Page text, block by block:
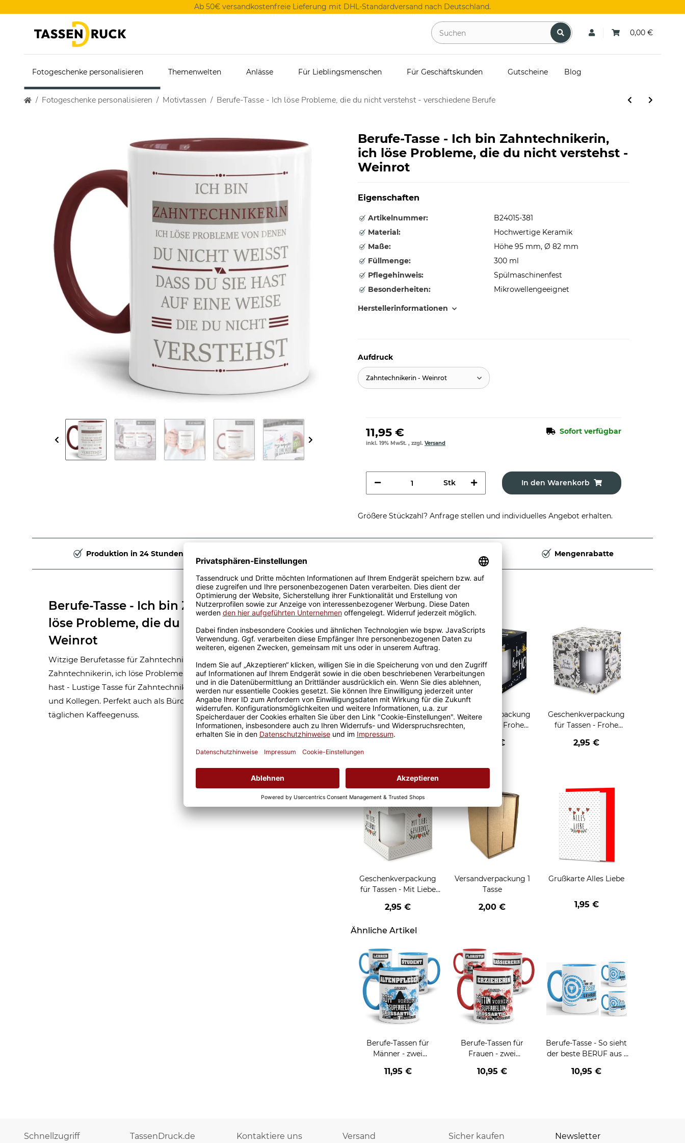
Ab 50€ versandkostenfreie Lieferung mit DHL-Standardversand nach Deutschland.
0,00 €
Fotogeschenke personalisieren Themenwelten Anlässe Für Lieblingsmenschen Für Geschäftskunden Gutscheine Blog
Fotogeschenke personalisieren Motivtassen Berufe-Tasse - Ich löse Probleme, die du nicht verstehst - verschiedene Berufe
Berufe-Tasse - Ich bin Zahntechnikerin,
ich löse Probleme, die du nicht verstehst -
Weinrot
Eigenschaften
Artikelnummer:
B24015-381
Material:
Hochwertige Keramik
Maße:
Höhe 95 mm, Ø 82 mm
Füllmenge:
300 ml
Pflegehinweis:
Spülmaschinenfest
Besonderheiten:
Mikrowellengeeignet
Herstellerinformationen
Aufdruck
Zahntechnikerin - Weinrot
11,95 € Sofort verfügbar
inkl. 19% MwSt. , zzgl. Versand
Stk In den Warenkorb
Größere Stückzahl? Anfrage stellen und individuelles Angebot erhalten.
Produktion in 24 Stunden Mengenrabatte
Berufe-Tasse - Ich bin Zahntechnikerin, ich
löse Probleme, die du nicht verstehst -
Weinrot
Witzige Berufetasse für Zahntechnikerin zum Verschenken - Ich bin
Zahntechnikerin, ich löse Probleme, von denen Du nicht weißt, dass Du sie
hast - Lustige Tasse für Zahntechnikerin. Tolle Geschenkidee für Freunde
und Kollegen. Perfekt auch als Bürotasse oder als Werkstatt-Tasse für den
täglichen Kaffeegenuss.
Passende Verpackungen
Geschenkverpackung
für Tassen - Frohe
Weihnachten - HO HO
Geschenkverpackung
für Tassen - Frohe
HO - schwarz
2,95 €
Geschenkverpackung
für Tassen - Frohe
2,95 €
Grußkarten zum Verschenken
Geschenkverpackung
für Tassen - Mit Liebe
2,95 €
Versandverpackung 1
Tasse
2,00 €
Grußkarte Alles Liebe
1,95 €
Ähnliche Artikel
Berufe-Tassen für
Männer - zwei
11,95 €
Berufe-Tassen für
Frauen - zwei
10,95 €
Berufe-Tasse - So sieht
der beste BERUF aus -
Männer - Hellblau
10,95 €
Schnellzugriff TassenDruck.de Kontaktiere uns Versand Sicher kaufen Newsletter